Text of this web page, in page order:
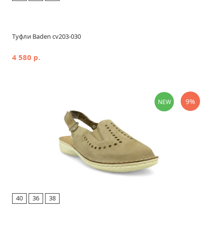
Туфли Baden cv203-030
4 580 р.
40 36 38
NEW 9%